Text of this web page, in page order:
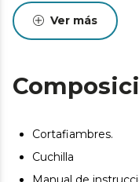
Dispone de 4
gran estabilidad
Protección para las
Ver más
Cortafiambres.
Cuchilla